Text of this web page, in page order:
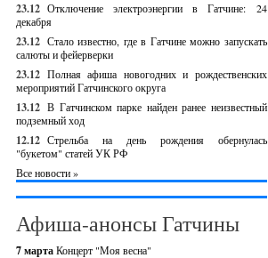
23.12 Отключение электроэнергии в Гатчине: 24
декабря
23.12 Стало известно, где в Гатчине можно запускать
салюты и фейерверки
23.12 Полная афиша новогодних и рождественских
мероприятий Гатчинского округа
13.12 В Гатчинском парке найден ранее неизвестный
подземный ход
12.12 Стрельба на день рождения обернулась
"букетом" статей УК РФ
Все новости »
Афиша-анонсы Гатчины
7 мартаКонцерт "Моя весна"